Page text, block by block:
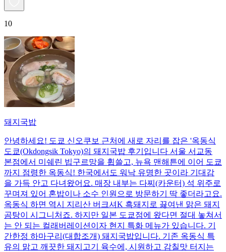
10
돼지국밥
안녕하세요! 도쿄 신오쿠보 근처에 새로 자리를 잡은 '옥동식
도쿄(Okdongsik Tokyo)의 돼지국밥 후기입니다 서울 서교동
본점에서 미쉐린 빕구르망을 휩쓸고, 뉴욕 맨해튼에 이어 도쿄
까지 점령한 옥동식! 한국에서도 워낙 유명한 곳이라 기대감
을 가득 안고 다녀왔어요. 매장 내부는 다찌(카운터) 석 위주로
꾸며져 있어 혼밥이나 소수 인원으로 방문하기 딱 좋더라고요.
옥동식 하면 역시 지리산 버크셔K 흑돼지로 끓여낸 맑은 돼지
곰탕이 시그니처죠. 하지만 일본 도쿄점에 왔다면 절대 놓쳐서
는 안 되는 컬래버레이션이자 현지 특화 메뉴가 있습니다. 기
간한정 하마구리(대합조개) 돼지국밥입니다. 기존 옥동식 특
유의 맑고 깨끗한 돼지고기 육수에, 시원하고 감칠맛 터지는